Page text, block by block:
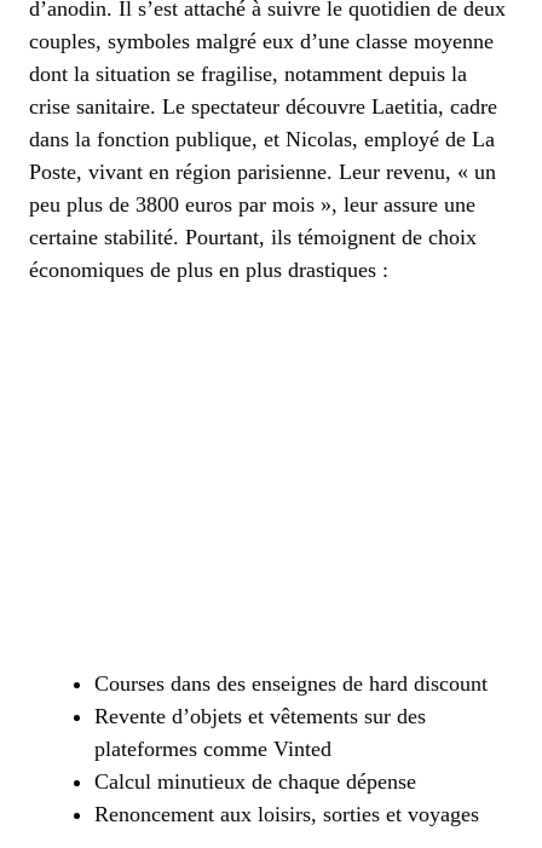
d’anodin. Il s’est attaché à suivre le quotidien de deux
couples, symboles malgré eux d’une classe moyenne
dont la situation se fragilise, notamment depuis la
crise sanitaire. Le spectateur découvre Laetitia, cadre
dans la fonction publique, et Nicolas, employé de La
Poste, vivant en région parisienne. Leur revenu, « un
peu plus de 3800 euros par mois », leur assure une
certaine stabilité. Pourtant, ils témoignent de choix
économiques de plus en plus drastiques :
Courses dans des enseignes de hard discount
Revente d’objets et vêtements sur des
plateformes comme Vinted
Calcul minutieux de chaque dépense
Renoncement aux loisirs, sorties et voyages